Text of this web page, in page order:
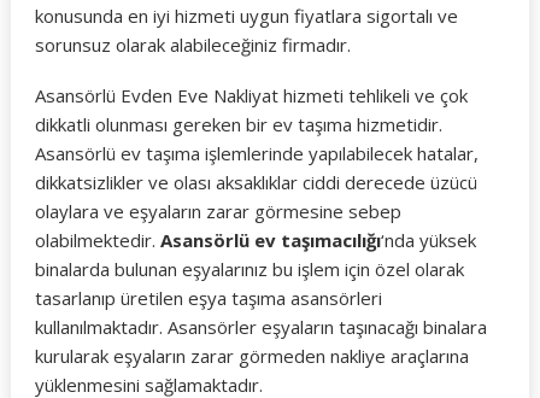
konusunda en iyi hizmeti uygun fiyatlara sigortalı ve
sorunsuz olarak alabileceğiniz firmadır.
Asansörlü Evden Eve Nakliyat hizmeti tehlikeli ve çok
dikkatli olunması gereken bir ev taşıma hizmetidir.
Asansörlü ev taşıma işlemlerinde yapılabilecek hatalar,
dikkatsizlikler ve olası aksaklıklar ciddi derecede üzücü
olaylara ve eşyaların zarar görmesine sebep
olabilmektedir. Asansörlü ev taşımacılığı‘nda yüksek
binalarda bulunan eşyalarınız bu işlem için özel olarak
tasarlanıp üretilen eşya taşıma asansörleri
kullanılmaktadır. Asansörler eşyaların taşınacağı binalara
kurularak eşyaların zarar görmeden nakliye araçlarına
yüklenmesini sağlamaktadır.